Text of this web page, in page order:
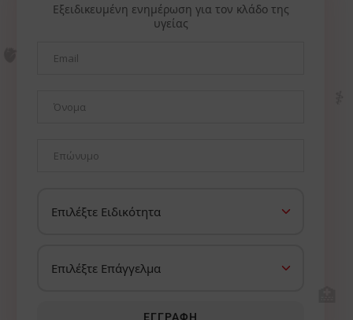
Εξειδικευμένη ενημέρωση για τον κλάδο της
υγείας
ΕΓΓΡΑΦΉ